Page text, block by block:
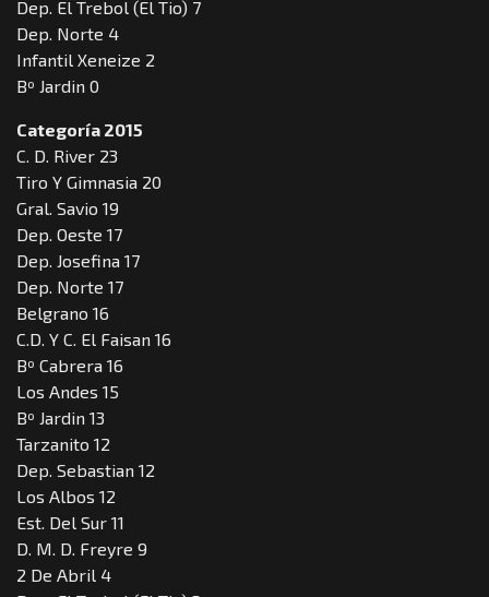
Dep. El Trebol (El Tio) 7
Dep. Norte 4
Infantil Xeneize 2
Bº Jardin 0
Categoría 2015
C. D. River 23
Tiro Y Gimnasia 20
Gral. Savio 19
Dep. Oeste 17
Dep. Josefina 17
Dep. Norte 17
Belgrano 16
C.D. Y C. El Faisan 16
Bº Cabrera 16
Los Andes 15
Bº Jardin 13
Tarzanito 12
Dep. Sebastian 12
Los Albos 12
Est. Del Sur 11
D. M. D. Freyre 9
2 De Abril 4